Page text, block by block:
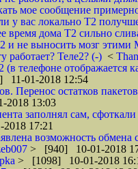
мое сообщение
у вас локально Т2
время дома Т2 сильно
и не выносить мозг
работает? Теле2? (-) <
(в телефоне отображается
01-2018 12:54
Перенос остатков
13:03
заполнял сам,
17:21
возможность
> [940] 10-01-2018
> [1098] 10-01-2018